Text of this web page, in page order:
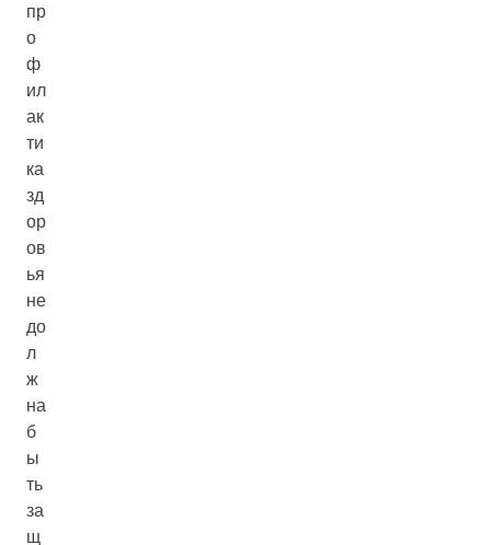
пр
о
ф
ил
ак
ти
ка
зд
ор
ов
ья
не
до
л
ж
на
б
ы
ть
за
щ